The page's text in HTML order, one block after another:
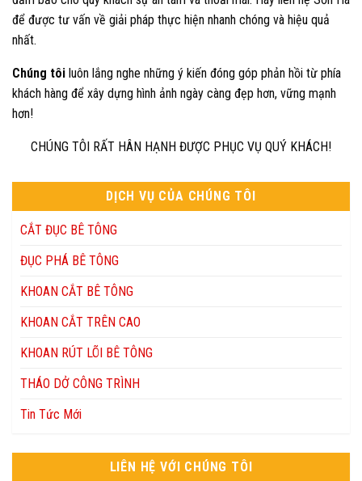
để được tư vấn về giải pháp thực hiện nhanh chóng và hiệu quả
nhất.
Chúng tôi luôn lắng nghe những ý kiến đóng góp phản hồi từ phía
khách hàng để xây dựng hình ảnh ngày càng đẹp hơn, vững mạnh
hơn!
CHÚNG TÔI RẤT HÂN HẠNH ĐƯỢC PHỤC VỤ QUÝ KHÁCH!
DỊCH VỤ CỦA CHÚNG TÔI
CẮT ĐỤC BÊ TÔNG
ĐỤC PHÁ BÊ TÔNG
KHOAN CẮT BÊ TÔNG
KHOAN CẮT TRÊN CAO
KHOAN RÚT LÕI BÊ TÔNG
THÁO DỞ CÔNG TRÌNH
Tin Tức Mới
LIÊN HỆ VỚI CHÚNG TÔI